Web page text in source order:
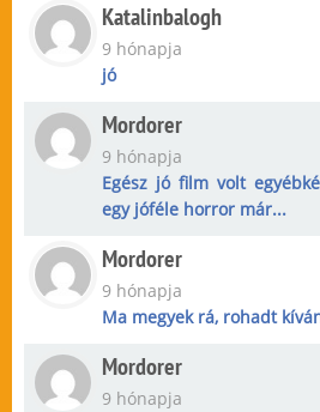
Katalinbalogh
9 hónapja
jó
Mordorer
9 hónapja
Egész jó film volt
egy jóféle horror már...
Mordorer
9 hónapja
Ma megyek rá, rohadt
Mordorer
9 hónapja